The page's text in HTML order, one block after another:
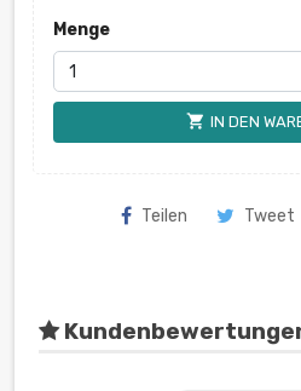
Menge
shopping_cart IN DEN
Teilen Tweet